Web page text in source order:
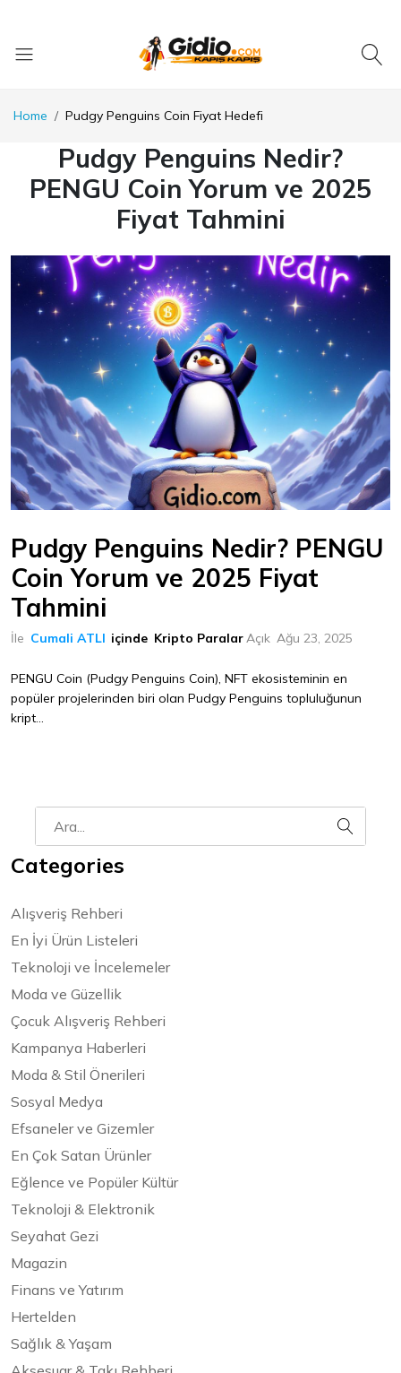
Home Pudgy Penguins Coin Fiyat Hedefi
Pudgy Penguins Nedir?
PENGU Coin Yorum ve 2025
Fiyat Tahmini
Pudgy Penguins Nedir? PENGU
Coin Yorum ve 2025 Fiyat
Tahmini
İle Cumali ATLI içinde Kripto ParalarAçık Ağu 23, 2025
PENGU Coin (Pudgy Penguins Coin), NFT ekosisteminin en
popüler projelerinden biri olan Pudgy Penguins topluluğunun
kript...
Categories
Alışveriş Rehberi
En İyi Ürün Listeleri
Teknoloji ve İncelemeler
Moda ve Güzellik
Çocuk Alışveriş Rehberi
Kampanya Haberleri
Moda & Stil Önerileri
Sosyal Medya
Efsaneler ve Gizemler
En Çok Satan Ürünler
Eğlence ve Popüler Kültür
Teknoloji & Elektronik
Seyahat Gezi
Magazin
Finans ve Yatırım
Hertelden
Sağlık & Yaşam